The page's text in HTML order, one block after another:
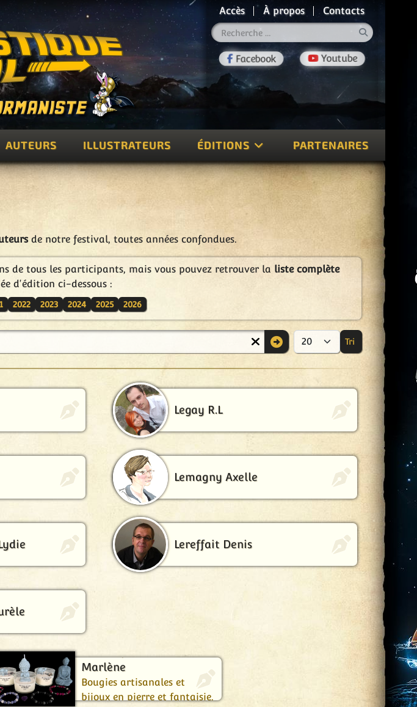
Accès À propos
Contacts
AUTEURS ILLUSTRATEURS ÉDITIONS PARTENAIRES
de notre festival, toutes années confondues.
de tous les participants, mais vous pouvez retrouver la liste complète
d'édition ci-dessous :
2022 2023 2024 2025 2026
Afficher #
Tri
Legay R.L
Lemagny Axelle
Lereffait Denis
Marlène
Bougies artisanales et
bijoux en pierre et fantaisie.